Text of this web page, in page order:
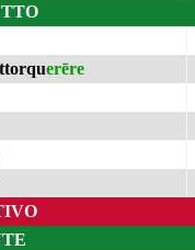
erēre